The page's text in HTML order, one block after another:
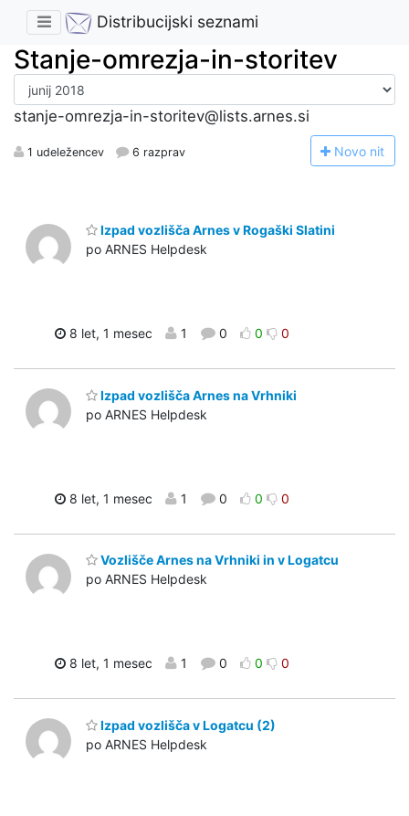
Distribucijski seznami
Stanje-omrezja-in-storitev
stanje-omrezja-in-storitev@lists.arnes.si
1 udeležencev 6 razprav Novo nit
Izpad vozlišča Arnes v Rogaški Slatini
po ARNES Helpdesk
8 let, 1 mesec 1 0 0 0
Izpad vozlišča Arnes na Vrhniki
po ARNES Helpdesk
8 let, 1 mesec 1 0 0 0
Vozlišče Arnes na Vrhniki in v Logatcu
po ARNES Helpdesk
8 let, 1 mesec 1 0 0 0
Izpad vozlišča v Logatcu (2)
po ARNES Helpdesk